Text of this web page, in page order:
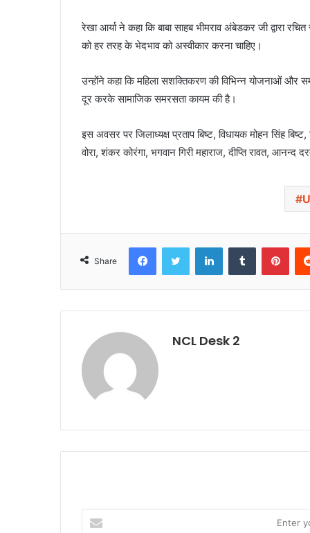
रेखा आर्या ने कहा कि बाबा साहब भीमराव अंबेडकर जी द्वारा
को हर तरह के भेदभाव को अस्वीकार करना चाहिए।
उन्होंने कहा कि महिला सशक्तिकरण की विभिन्न योजनाओं और
दूर करके सामाजिक समरसता कायम की है।
इस अवसर पर जिलाध्यक्ष प्रताप बिष्ट, विधायक मोहन सिंह
वोरा, शंकर कोरंगा, भगवान गिरी महाराज, दीप्ति रावत, आनन्द
Share
NCL Desk 2